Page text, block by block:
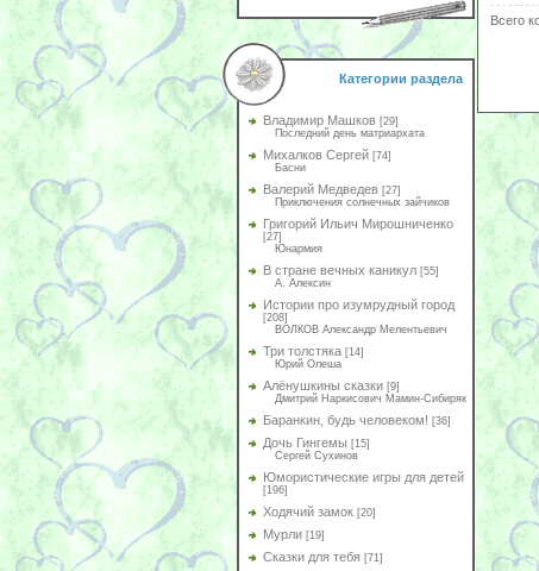
Категории раздела
Владимир Машков [29]
Последний день матриархата
Михалков Сергей [74]
Басни
Валерий Медведев [27]
Приключения солнечных зайчиков
Григорий Ильич Мирошниченко
[27]
Юнармия
В стране вечных каникул [55]
А. Алексин
Истории про изумрудный город
[208]
ВОЛКОВ Александр Мелентьевич
Три толстяка [14]
Юрий Олеша
Алёнушкины сказки [9]
Дмитрий Наркисович Мамин-Сибиряк
Баранкин, будь человеком! [36]
Дочь Гингемы [15]
Сергей Сухинов
Юмористические игры для детей
[196]
Ходячий замок [20]
Мурли [19]
Сказки для тебя [71]
Всего